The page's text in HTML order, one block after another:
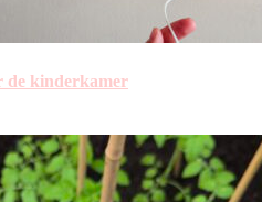
de kinderkamer